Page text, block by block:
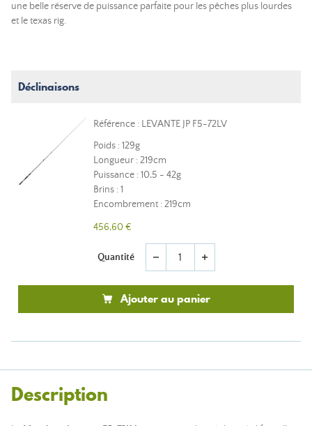
une belle réserve de puissance parfaite pour les pêches plus lourdes
et le texas rig.
Déclinaisons
Référence : LEVANTE JP F5-72LV
Poids : 129g
Longueur : 219cm
Puissance : 10,5 - 42g
Brins : 1
Encombrement : 219cm
456,60 €
Quantité remove add
Ajouter au panier
Description